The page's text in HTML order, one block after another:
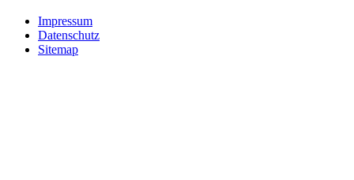
Impressum
Datenschutz
Sitemap